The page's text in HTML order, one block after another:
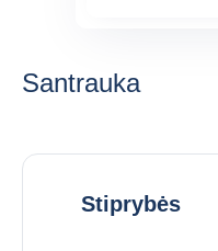
Santrauka
Stiprybės